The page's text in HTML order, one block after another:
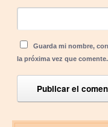
Guarda mi nombre,
la próxima vez que comente.